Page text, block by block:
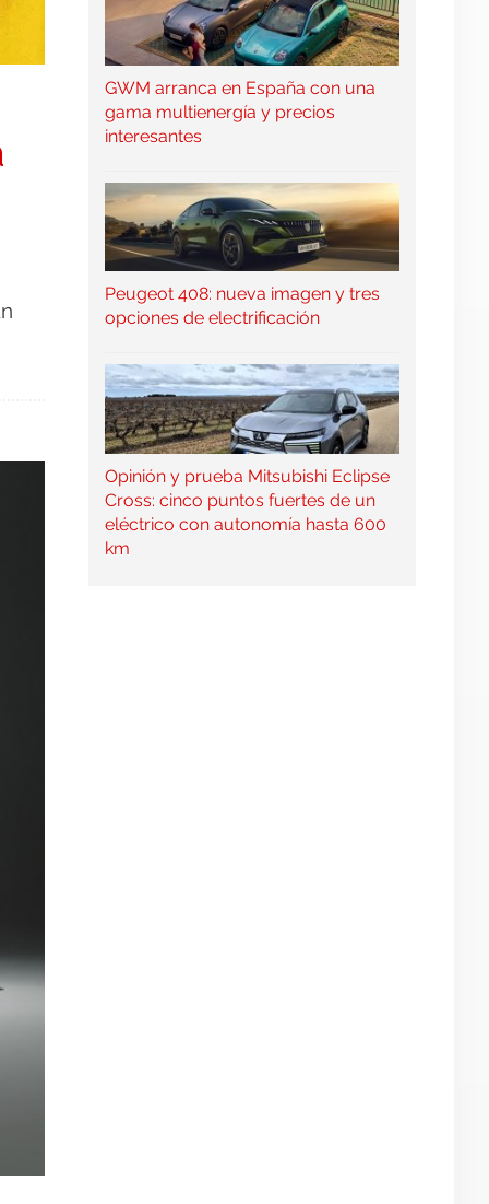
GWM arranca en España con una
gama multienergía y precios
interesantes
Peugeot 408: nueva imagen y tres
opciones de electrificación
Opinión y prueba Mitsubishi Eclipse
Cross: cinco puntos fuertes de un
eléctrico con autonomía hasta 600
km